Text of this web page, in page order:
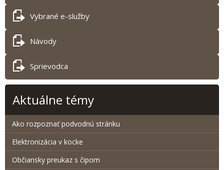
Vybrané e-služby
Návody
Sprievodca
Aktuálne témy
Ako rozpoznať podvodnú stránku
Elektronizácia v kocke
Občiansky preukaz s čipom